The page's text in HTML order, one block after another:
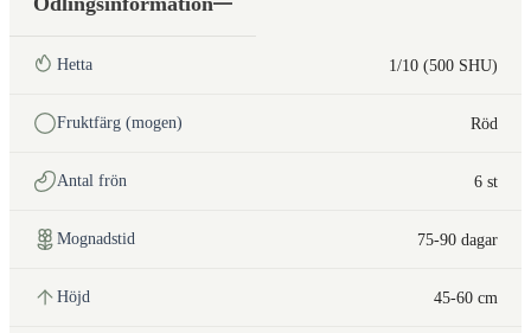
Hetta 1/10 (500 SHU)
Fruktfärg (mogen) Röd
Antal frön 6 st
Mognadstid 75-90 dagar
Höjd 45-60 cm